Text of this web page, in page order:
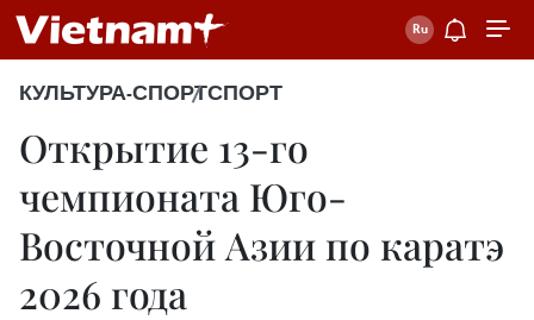
КУЛЬТУРА-СПОРТСПОРТ
Открытие 13-го
чемпионата Юго-
Восточной Азии по каратэ
2026 года